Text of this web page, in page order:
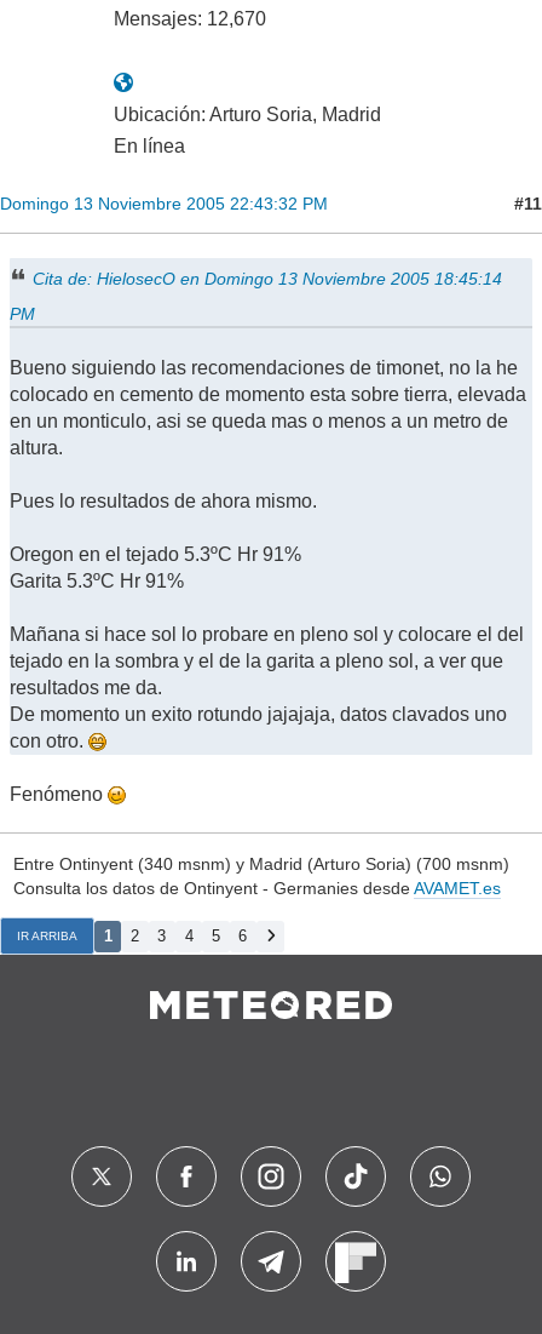
Mensajes: 12,670
Ubicación: Arturo Soria, Madrid
En línea
Domingo 13 Noviembre 2005 22:43:32 PM #11
Cita de: HielosecO en Domingo 13 Noviembre 2005 18:45:14
PM
Bueno siguiendo las recomendaciones de timonet, no la he
colocado en cemento de momento esta sobre tierra, elevada
en un monticulo, asi se queda mas o menos a un metro de
altura.
Pues lo resultados de ahora mismo.
Oregon en el tejado 5.3ºC Hr 91%
Garita 5.3ºC Hr 91%
Mañana si hace sol lo probare en pleno sol y colocare el del
tejado en la sombra y el de la garita a pleno sol, a ver que
resultados me da.
De momento un exito rotundo jajajaja, datos clavados uno
con otro.
Fenómeno
Entre Ontinyent (340 msnm) y Madrid (Arturo Soria) (700 msnm)
Consulta los datos de Ontinyent - Germanies desdeAVAMET.es
IR ARRIBA 1 2 3 4 5 6